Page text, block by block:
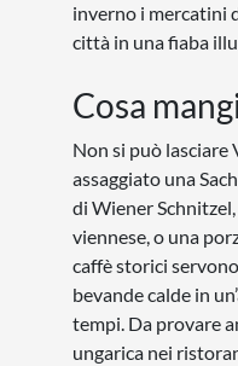
inverno i mercatini
città in una fiaba
Cosa
Non si può lasciare
assaggiato una
di Wiener
viennese, o una
caffè storici
bevande calde in
tempi. Da provare
ungarica nei